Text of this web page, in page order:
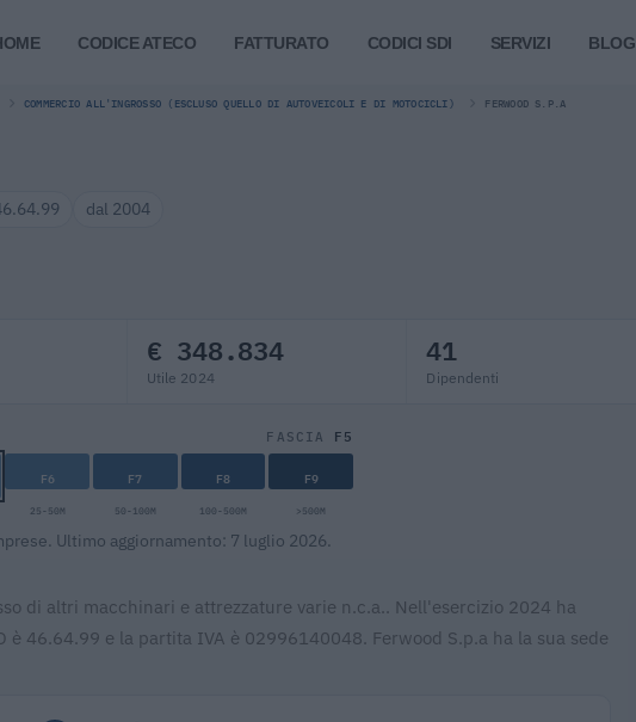
CODICE ATECO FATTURATO CODICI SDI SERVIZI BLOG
COMMERCIO ALL'INGROSSO (ESCLUSO QUELLO DI AUTOVEICOLI E DI MOTOCICLI) FERWOOD S.P.A
dal 2004
€ 348.834
Utile 2024
41
Dipendenti
FASCIA F5
F6 F7 F8 F9
25-50M 50-100M 100-500M >500M
Ultimo aggiornamento: 7 luglio 2026.
di altri macchinari e attrezzature varie n.c.a.. Nell'esercizio 2024 ha
46.64.99 e la partita IVA è 02996140048. Ferwood S.p.a ha la sua sede